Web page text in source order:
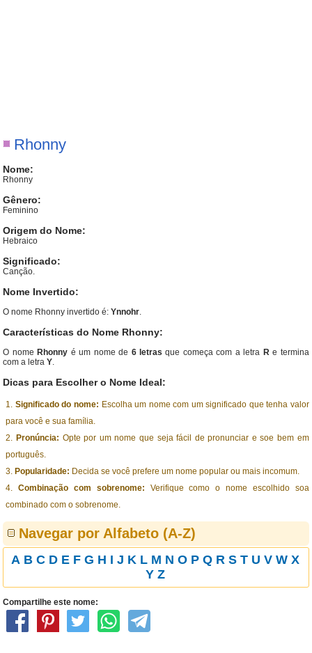
Rhonny
Nome:
Rhonny
Gênero:
Feminino
Origem do Nome:
Hebraico
Significado:
Canção.
Nome Invertido:
O nome Rhonny invertido é:Ynnohr.
Características do Nome Rhonny:
O nome Rhonny é um nome de 6 letras que começa com a letra Re termina
com a letraY.
Dicas para Escolher o Nome Ideal:
Significado do nome: Escolha um nome com um significado que tenha valor
para você e sua família.
Pronúncia: Opte por um nome que seja fácil de pronunciar e soe bem em
português.
Popularidade: Decida se você prefere um nome popular ou mais incomum.
Combinação com sobrenome: Verifique como o nome escolhido soa
combinado com o sobrenome.
Navegar por Alfabeto (A-Z)
A B C D E F G H I J K L M N O P Q R S T U V W X
Y Z
Compartilhe este nome: